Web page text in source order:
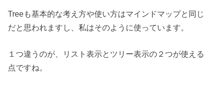
Treeも基本的な考え方や使い方はマインドマップと同じ
だと思われますし、私はそのように使っています。
１つ違うのが、リスト表示とツリー表示の２つが使える
点ですね。